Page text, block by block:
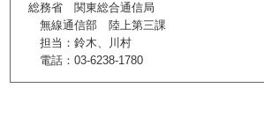
総務省 関東総合通信局
無線通信部 陸上第三課
担当：鈴木、川村
電話：03-6238-1780